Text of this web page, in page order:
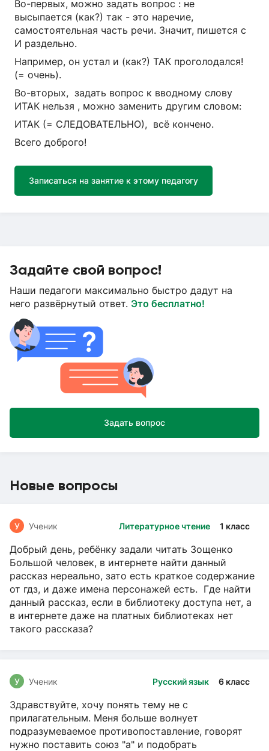
Во-первых, можно задать вопрос : не
высыпается (как?) так - это наречие,
самостоятельная часть речи. Значит, пишется с
И раздельно.
Например, он устал и (как?) ТАК проголодался!
(= очень).
Во-вторых, задать вопрос к вводному слову
ИТАК нельзя , можно заменить другим словом:
ИТАК (= СЛЕДОВАТЕЛЬНО), всё кончено.
Всего доброго!
Записаться на занятие к этому педагогу
Задайте свой вопрос!
Наши педагоги максимально быстро дадут на
него развёрнутый ответ. Это бесплатно!
Задать вопрос
Новые вопросы
Литературное чтение 1 класс
У Ученик
Добрый день, ребёнку задали читать Зощенко
Большой человек, в интернете найти данный
рассказ нереально, зато есть краткое содержание
от гдз, и даже имена персонажей есть. Где найти
данный рассказ, если в библиотеку доступа нет, а
в интернете даже на платных библиотеках нет
такого рассказа?
Русский язык 6 класс
У Ученик
Здравствуйте, хочу понять тему не с
прилагательным. Меня больше волнует
подразумеваемое противопоставление, говорят
нужно поставить союз "а" и подобрать